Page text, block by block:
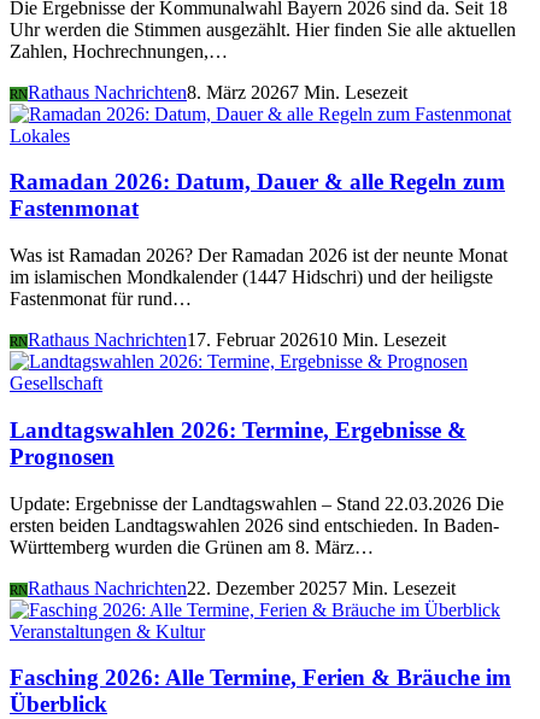
Die Ergebnisse der Kommunalwahl Bayern 2026 sind da. Seit 18
Uhr werden die Stimmen ausgezählt. Hier finden Sie alle aktuellen
Zahlen, Hochrechnungen,…
RNRathaus Nachrichten8. März 20267 Min. Lesezeit
Lokales
Ramadan 2026: Datum, Dauer & alle Regeln zum
Fastenmonat
Was ist Ramadan 2026? Der Ramadan 2026 ist der neunte Monat
im islamischen Mondkalender (1447 Hidschri) und der heiligste
Fastenmonat für rund…
RNRathaus Nachrichten17. Februar 202610 Min. Lesezeit
Gesellschaft
Landtagswahlen 2026: Termine, Ergebnisse &
Prognosen
Update: Ergebnisse der Landtagswahlen – Stand 22.03.2026 Die
ersten beiden Landtagswahlen 2026 sind entschieden. In Baden-
Württemberg wurden die Grünen am 8. März…
RNRathaus Nachrichten22. Dezember 20257 Min. Lesezeit
Veranstaltungen & Kultur
Fasching 2026: Alle Termine, Ferien & Bräuche im
Überblick